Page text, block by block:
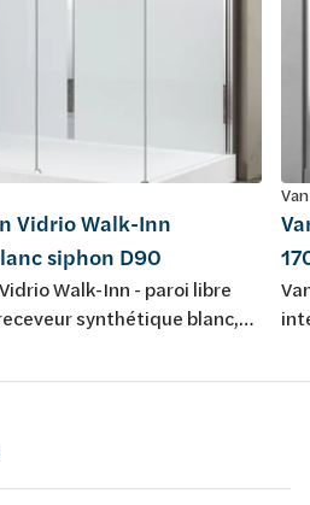
Vidrio Walk-Inn
siphon D90
Walk-Inn - paroi libre
synthétique blanc,
transparant 6mm verre
mitigeur
pomme douche -